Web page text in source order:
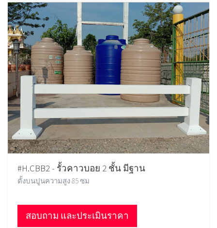
#H.CBB2 - รั้วคาวบอย 2 ชั้น มีฐาน
ตั้งบนปูนความสูง 85 ซม
สอบถาม และประเมินราคา